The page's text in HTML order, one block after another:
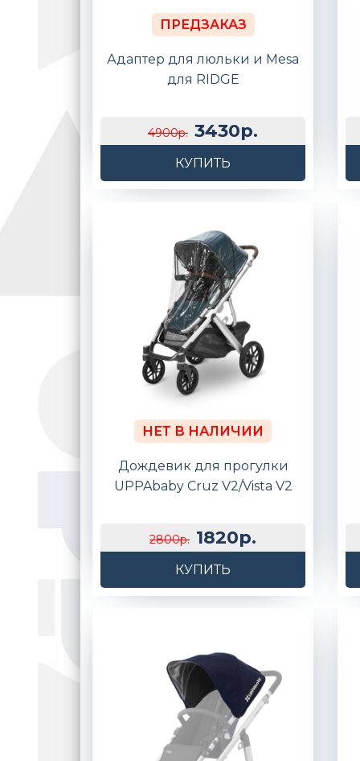
ПРЕДЗАКАЗ
Адаптер для люльки и Mesa
для RIDGE
4900р. 3430р.
КУПИТЬ
НЕТ В НАЛИЧИИ
Дождевик для прогулки
UPPAbaby Cruz V2/Vista V2
2800р. 1820р.
КУПИТЬ